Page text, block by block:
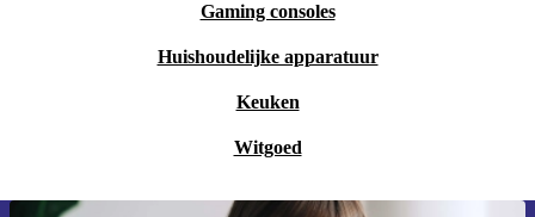
Gaming consoles
Huishoudelijke apparatuur
Keuken
Witgoed